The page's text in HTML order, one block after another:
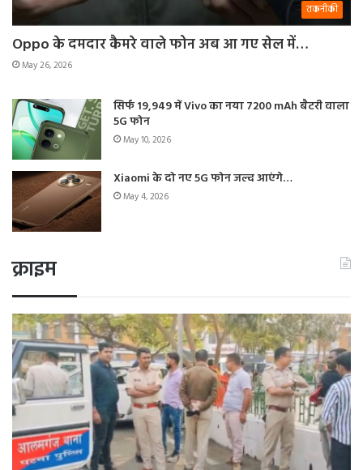
तकनीकी
Oppo के दमदार कैमरे वाले फोन अब आ गए सेल में…
May 26, 2026
सिर्फ 19,949 में Vivo का नया 7200 mAh बैटरी वाला
5G फोन
May 10, 2026
Xiaomi के दो नए 5G फोन जल्द आएंगे…
May 4, 2026
क्राइम